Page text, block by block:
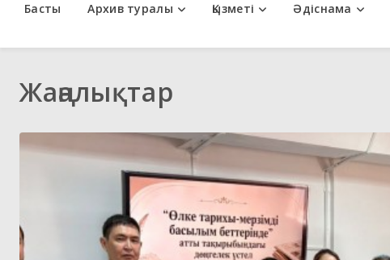
Басты Архив туралы Қызметі Әдіснама
Жаңалықтар